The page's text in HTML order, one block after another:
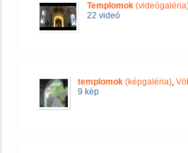
Templomok
22 videó
templomok (képgaléria),
9 kép